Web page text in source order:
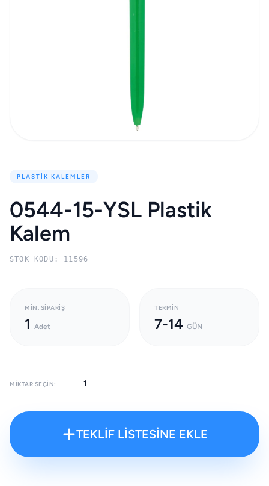
PLASTIK KALEMLER
0544-15-YSL Plastik
Kalem
STOK KODU: 11596
MIN. SIPARIŞ
1 Adet
TERMIN
7-14 GÜN
MIKTAR SEÇIN:
TEKLİF LİSTESİNE EKLE